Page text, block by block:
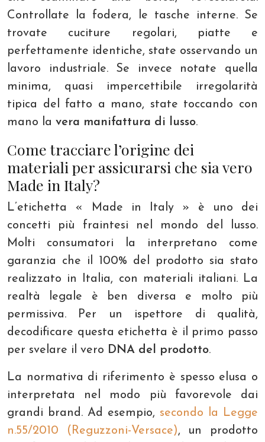
Controllate la fodera, le tasche interne. Se
trovate cuciture regolari, piatte e
perfettamente identiche, state osservando un
lavoro industriale. Se invece notate quella
minima, quasi impercettibile irregolarità
tipica del fatto a mano, state toccando con
mano la vera manifattura di lusso.
Come tracciare l’origine dei
materiali per assicurarsi che sia vero
Made in Italy?
L’etichetta « Made in Italy » è uno dei
concetti più fraintesi nel mondo del lusso.
Molti consumatori la interpretano come
garanzia che il 100% del prodotto sia stato
realizzato in Italia, con materiali italiani. La
realtà legale è ben diversa e molto più
permissiva. Per un ispettore di qualità,
decodificare questa etichetta è il primo passo
per svelare il vero DNA del prodotto.
La normativa di riferimento è spesso elusa o
interpretata nel modo più favorevole dai
grandi brand. Ad esempio, secondo la Legge
n.55/2010 (Reguzzoni-Versace), un prodotto